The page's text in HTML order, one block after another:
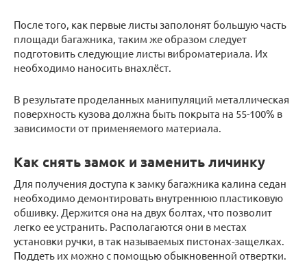
После того, как первые листы заполонят большую часть
площади багажника, таким же образом следует
подготовить следующие листы виброматериала. Их
необходимо наносить внахлёст.
В результате проделанных манипуляций металлическая
поверхность кузова должна быть покрыта на 55-100% в
зависимости от применяемого материала.
Как снять замок и заменить личинку
Для получения доступа к замку багажника калина седан
необходимо демонтировать внутреннюю пластиковую
обшивку. Держится она на двух болтах, что позволит
легко ее устранить. Располагаются они в местах
установки ручки, в так называемых пистонах-защелках.
Поддеть их можно с помощью обыкновенной отвертки.